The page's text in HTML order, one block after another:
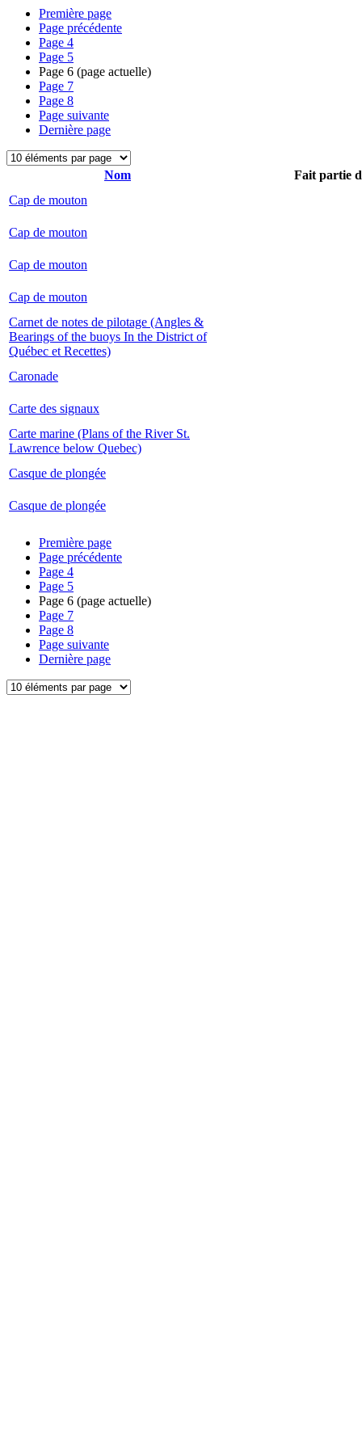
Première page
Page précédente
Page 4
Page 5
Page 6 (page actuelle)
Page 7
Page 8
Page suivante
Dernière page
Nom
Fait partie
Cap de mouton
Cap de mouton
Cap de mouton
Cap de mouton
Carnet de notes de pilotage (Angles &
Bearings of the buoys In the District of
Québec et Recettes)
Caronade
Carte des signaux
Carte marine (Plans of the River St.
Lawrence below Quebec)
Casque de plongée
Casque de plongée
Première page
Page précédente
Page 4
Page 5
Page 6 (page actuelle)
Page 7
Page 8
Page suivante
Dernière page